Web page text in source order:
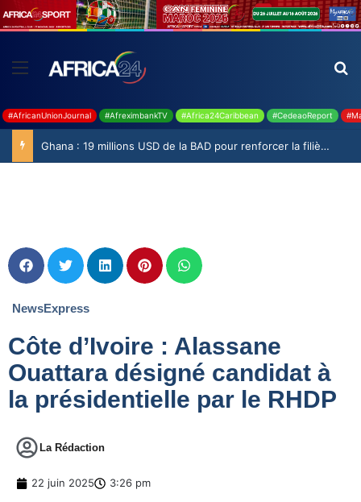
#AfricanUnionJournal #AfreximbankTV #Africa24Caribbean #CedeaoReport
Ghana : 19 millions USD de la BAD pour renforcer la filière rizicole
NewsExpress
Côte d’Ivoire : Alassane
Ouattara désigné candidat à
la présidentielle par le RHDP
La Rédaction
22 juin 2025 3:26 pm